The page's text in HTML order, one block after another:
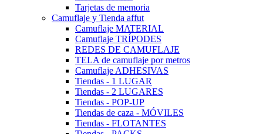
Tarjetas de memoria
Camuflaje y Tienda affut
Camuflaje MATERIAL
Camuflaje TRÍPODES
REDES DE CAMUFLAJE
TELA de camuflaje por metros
Camuflaje ADHESIVAS
Tiendas - 1 LUGAR
Tiendas - 2 LUGARES
Tiendas - POP-UP
Tiendas de caza - MÓVILES
Tiendas - FLOTANTES